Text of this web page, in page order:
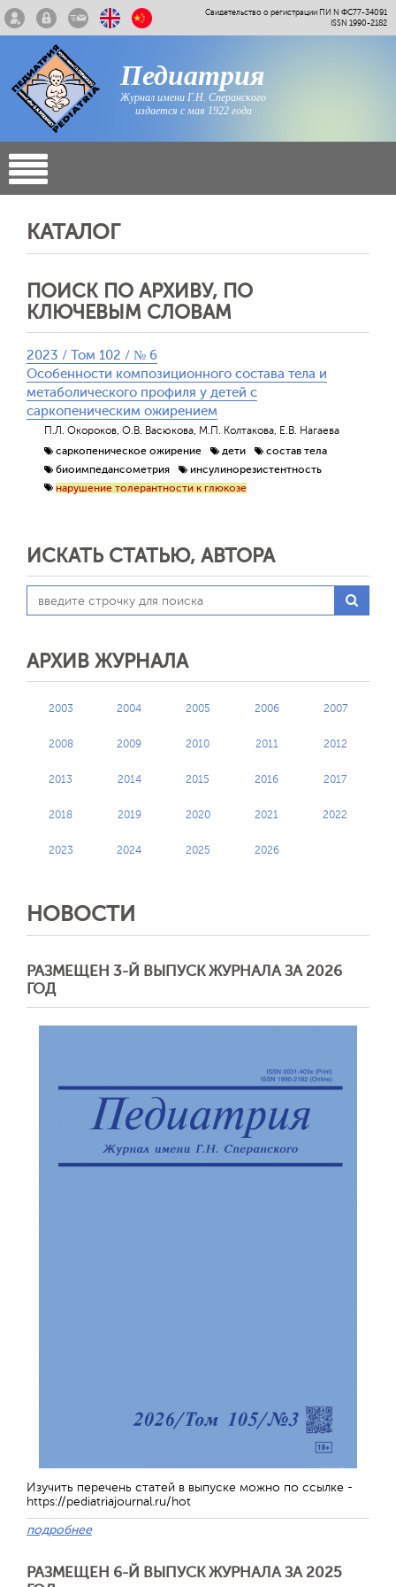
Свидетельство о регистрации ПИ N ФС77-34091
ISSN 1990-2182
Педиатрия
Журнал имени Г.Н. Сперанского
издается с мая 1922 года
КАТАЛОГ
ПОИСК ПО АРХИВУ, ПО
КЛЮЧЕВЫМ СЛОВАМ
2023 / Том 102 / № 6
Особенности композиционного состава тела и
метаболического профиля у детей с
саркопеническим ожирением
П.Л. Окороков, О.В. Васюкова, М.П. Колтакова, Е.В. Нагаева
саркопеническое ожирение
дети
состав тела
биоимпедансометрия
инсулинорезистентность
нарушение толерантности к глюкозе
ИСКАТЬ СТАТЬЮ, АВТОРА
АРХИВ ЖУРНАЛА
2003 2004 2005 2006 2007
2008 2009 2010 2011 2012
2013 2014 2015 2016 2017
2018 2019 2020 2021 2022
2023 2024 2025 2026
НОВОСТИ
РАЗМЕЩЕН 3-Й ВЫПУСК ЖУРНАЛА ЗА 2026
ГОД
Изучить перечень статей в выпуске можно по ссылке -
https://pediatriajournal.ru/hot
подробнее
РАЗМЕЩЕН 6-Й ВЫПУСК ЖУРНАЛА ЗА 2025